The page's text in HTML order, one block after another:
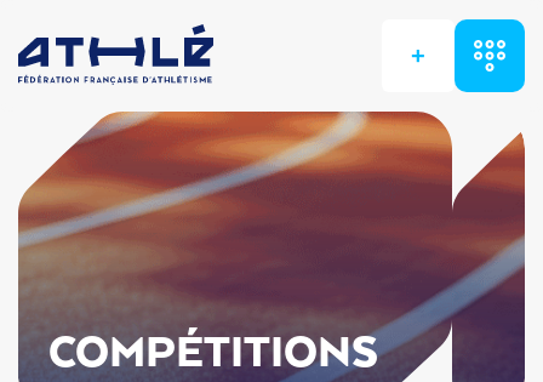
+
COMPÉTITIONS